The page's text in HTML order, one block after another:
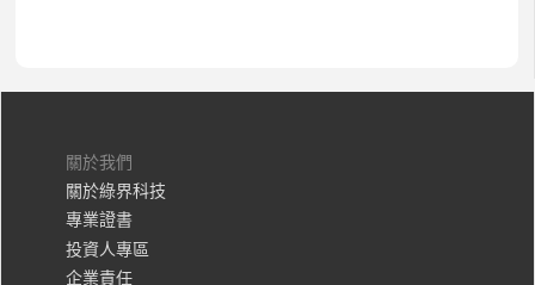
關於我們
關於綠界科技
專業證書
投資人專區
企業責任